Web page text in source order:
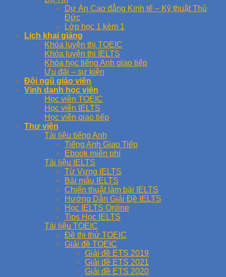
Dự Án Cao đẳng Kinh tế – Kỹ thuật Thủ
Đức
Lớp học 1 kèm 1
Lịch khai giảng
Khóa luyện thi TOEIC
Khóa luyện thi IELTS
Khóa học tiếng Anh giao tiếp
Ưu đãi – sự kiện
Đội ngũ giáo viên
Vinh danh học viên
Học viên TOEIC
Học viên IELTS
Học viên giao tiếp
Thư viện
Tài liệu tiếng Anh
Tiếng Anh Giao Tiếp
Ebook miễn phí
Tài liệu IELTS
Từ Vựng IELTS
Bài mẫu IELTS
Chiến thuật làm bài IELTS
Hướng Dẫn Giải Đề IELTS
Học IELTS Online
Tips Học IELTS
Tài liệu TOEIC
Đề thi thử TOEIC
Giải đề TOEIC
Giải đề ETS 2019
Giải đề ETS 2021
Giải đề ETS 2020